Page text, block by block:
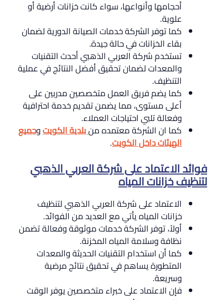
أحجامها وأنواعها، سواء كانت خزانات أرضية أو
علوية.
كما توفر الشركة خدمات الصيانة الدورية لضمان
بقاء الخزانات في حالة جيدة.
تستخدم شركة العربي الذهبي أحدث التقنيات
والمعدات لضمان تحقيق أفضل النتائج في عملية
التنظيف.
كما يضم فريق العمل متخصصين مدربين على
أعلى مستوى، مما يضمن تقديم خدمة احترافية
وفعالة تلبي احتياجات العملاء.
كما ان الشركة معتمده منبلدية الكويتوجميع
الهيئات داخل الكويت.
فوائد الاعتماد على شركة العربي الذهبي
لتنظيف خزانات المياه
الاعتماد على شركة العربي الذهبي لتنظيف
خزانات المياه يأتي مع العديد من الفوائد.
أولاً، توفر الشركة خدمات موثوقة وفعالة تضمن
نظافة وسلامة المياه المخزنة.
كما أن استخدام التقنيات الحديثة والمعدات
المتطورة يساهم في تحقيق نتائج مرضية
وسريعة.
فإن الاعتماد على خبراء متخصصين يوفر الوقت